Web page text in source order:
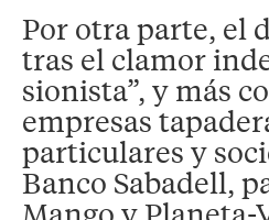
Por otra parte, el
tras el clamor
sionista”, y más
empresas
particulares y
Banco Sabadell,